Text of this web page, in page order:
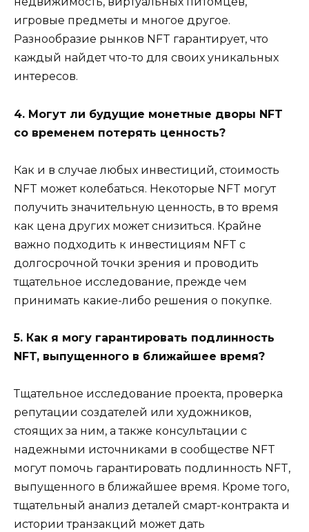
игровые предметы и многое другое.
Разнообразие рынков NFT гарантирует, что
каждый найдет что-то для своих уникальных
интересов.
4. Могут ли будущие монетные дворы NFT
со временем потерять ценность?
Как и в случае любых инвестиций, стоимость
NFT может колебаться. Некоторые NFT могут
получить значительную ценность, в то время
как цена других может снизиться. Крайне
важно подходить к инвестициям NFT с
долгосрочной точки зрения и проводить
тщательное исследование, прежде чем
принимать какие-либо решения о покупке.
5. Как я могу гарантировать подлинность
NFT, выпущенного в ближайшее время?
Тщательное исследование проекта, проверка
репутации создателей или художников,
стоящих за ним, а также консультации с
надежными источниками в сообществе NFT
могут помочь гарантировать подлинность NFT,
выпущенного в ближайшее время. Кроме того,
тщательный анализ деталей смарт-контракта и
истории транзакций может дать